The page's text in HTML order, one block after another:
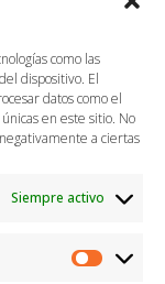
como las
dispositivo. El
datos como el
en este sitio. No
a ciertas
Siempre activo